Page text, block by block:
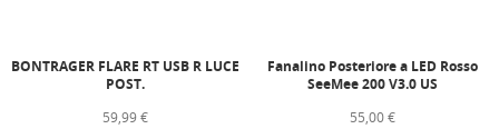
BONTRAGER FLARE RT USB R LUCE
POST.
59,99 €
Fanalino Posteriore a LED Rosso
SeeMee 200 V3.0 US
55,00 €